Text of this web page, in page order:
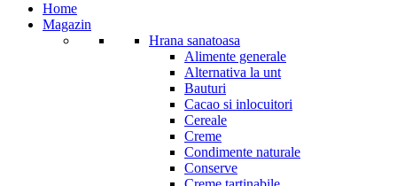
Home
Magazin
Hrana sanatoasa
Alimente generale
Alternativa la unt
Bauturi
Cacao si inlocuitori
Cereale
Creme
Condimente naturale
Conserve